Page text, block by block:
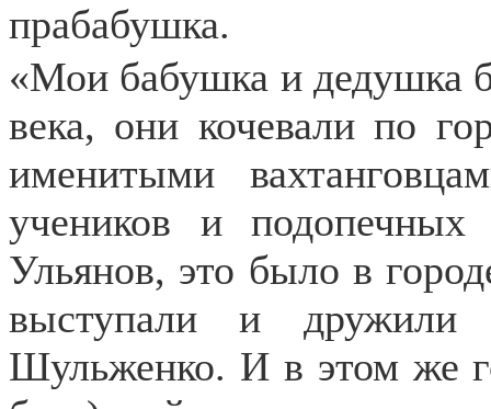
прабабушка.
«Мои бабушка и дедушка
века, они кочевали по
именитыми
учеников и
Ульянов, это было в
выступали и дружили
Шульженко. И в этом же